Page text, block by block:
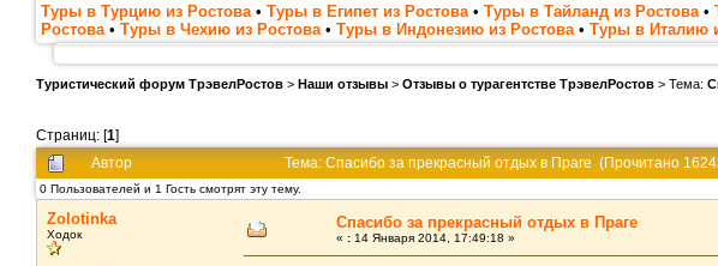
Туры в Турцию из Ростова • Туры в Египет из Ростова • Туры в Тайланд из Ростова •
Ростова • Туры в Чехию из Ростова • Туры в Индонезию из Ростова • Туры в Италию
Туристический форум ТрэвелРостов > Наши отзывы > Отзывы о турагентстве ТрэвелРостов > Тема:
Страниц: [1]
Автор Тема: Спасибо за прекрасный отдых в Праге (Прочитано
0 Пользователей и 1 Гость смотрят эту тему.
Zolotinka
Ходок
Спасибо за прекрасный отдых в Праге
« : 14 Января 2014, 17:49:18 »